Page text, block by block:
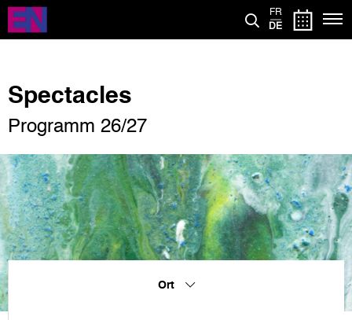
Direkt
zum
Inhalt
FR
DE
Spectacles
Programm 26/27
Ort